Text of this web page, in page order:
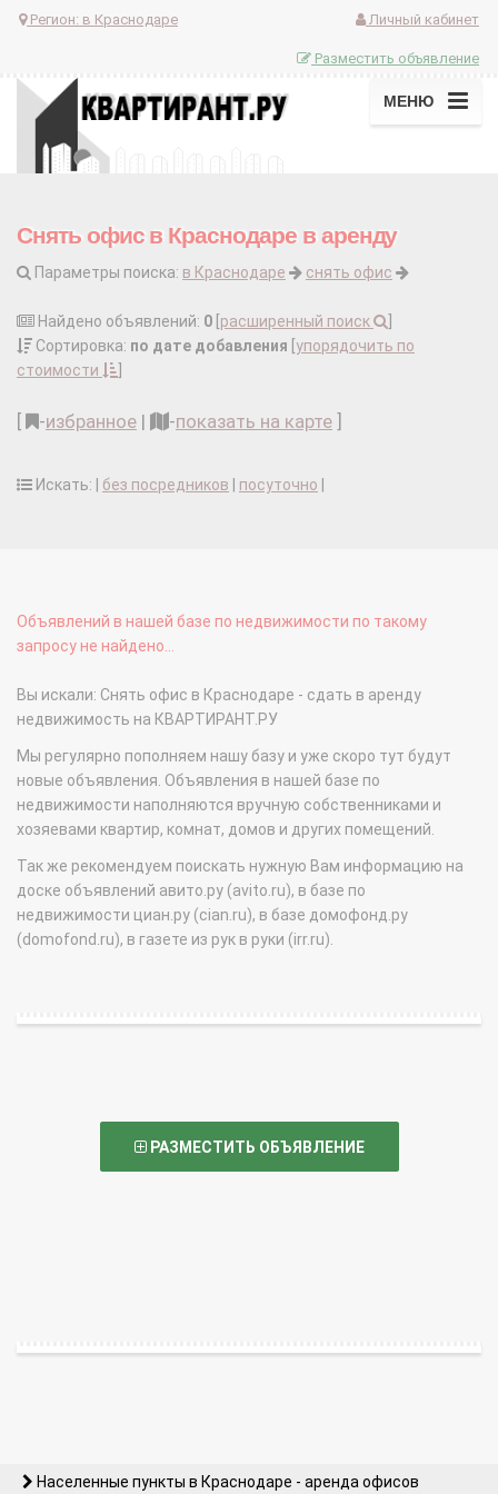
Регион: в Краснодаре Личный кабинет
Разместить объявление
МЕНЮ
Снять офис в Краснодаре в аренду
Параметры поиска: в Краснодаре снять офис
Найдено объявлений: 0 расширенный поиск
Сортировка: по дате добавления упорядочить по
стоимости
-избранное | -показать на карте
Искать: | без посредников посуточно
Объявлений в нашей базе по недвижимости по такому
запросу не найдено...
Вы искали: Снять офис в Краснодаре - сдать в аренду
недвижимость на КВАРТИРАНТ.РУ
Мы регулярно пополняем нашу базу и уже скоро тут будут
новые объявления. Объявления в нашей базе по
недвижимости наполняются вручную собственниками и
хозяевами квартир, комнат, домов и других помещений.
Так же рекомендуем поискать нужную Вам информацию на
доске объявлений авито.ру (avito.ru), в базе по
недвижимости циан.ру (cian.ru), в базе домофонд.ру
(domofond.ru), в газете из рук в руки (irr.ru).
РАЗМЕСТИТЬ ОБЪЯВЛЕНИЕ
Населенные пункты в Краснодаре - аренда офисов